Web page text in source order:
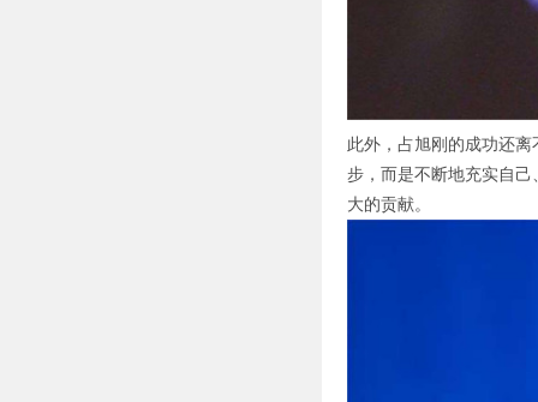
此外，占旭刚的成功还
步，而是不断地充实自
大的贡献。